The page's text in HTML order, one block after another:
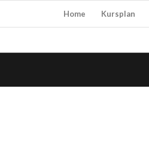
Home Kursplan